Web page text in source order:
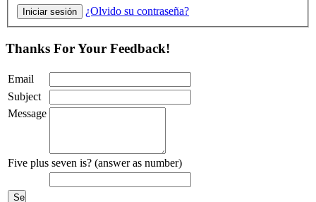
¿Olvido su contraseña?
Thanks For Your Feedback!
Email
Subject
Message
Five plus seven is? (answer as number)